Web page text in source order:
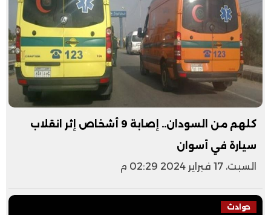
كلهم من السودان.. إصابة 9 أشخاص إثر انقلاب
سيارة في أسوان
السبت، 17 فبراير 2024 02:29 م
حوادث